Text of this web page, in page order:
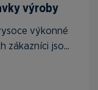
výroby
výkonné
zákazníci jso...